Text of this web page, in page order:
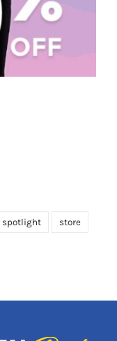
spotlight store